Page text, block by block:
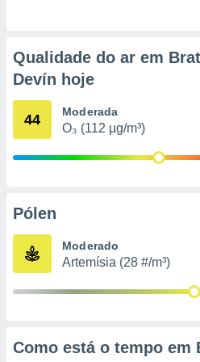
ou opor-
qualquer
em “
na
ou aceder
para
Qualidade do ar em
Devín hoje
44 Moderada
O₃ (112 µg/m³)
Pólen
Moderado
Artemísia (28 #/m³)
Como está o tempo em